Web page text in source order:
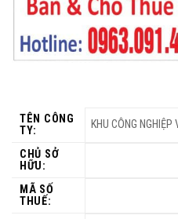
TÊN CÔNG
TY:
KHU CÔNG
CHỦ SỞ
HỮU:
MÃ SỐ
THUẾ: